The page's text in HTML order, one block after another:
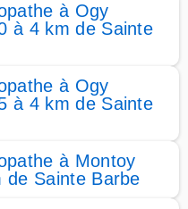
à Ogy
à 4 km de Sainte
à Ogy
à 4 km de Sainte
à Montoy
de Sainte Barbe